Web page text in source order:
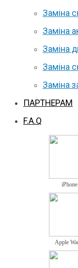
Заміна
Заміна
Заміна
Заміна
Заміна
ПАРТНЕРАМ
F.A.Q
iPhone
Apple